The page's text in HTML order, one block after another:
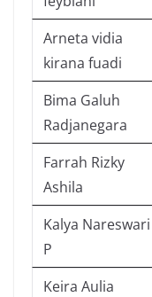
Arneta vidia
kirana fuadi
Bima Galuh
Radjanegara
Farrah Rizky
Ashila
Kalya Nareswari
P
Keira Aulia